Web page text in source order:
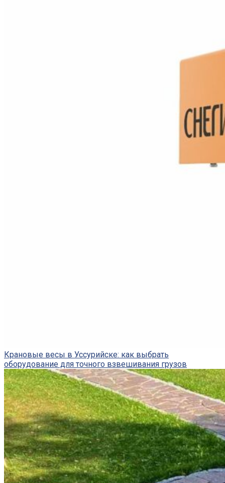
Крановые весы в Уссурийске: как выбрать
оборудование для точного взвешивания грузов